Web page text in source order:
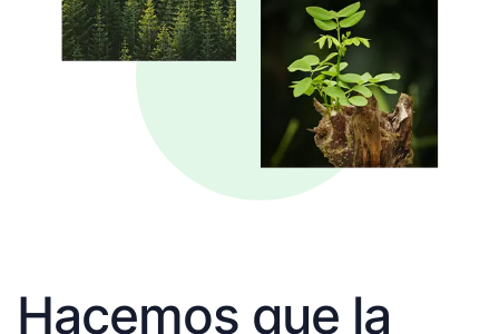
Hacemos que la